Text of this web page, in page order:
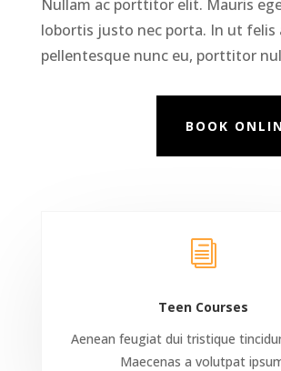
Nullam ac porttitor elit. Mauris
lobortis justo nec porta. In ut felis
pellentesque nunc eu, porttitor
BOOK
i
Teen Courses
Aenean feugiat dui tristique
Maecenas a volutpat